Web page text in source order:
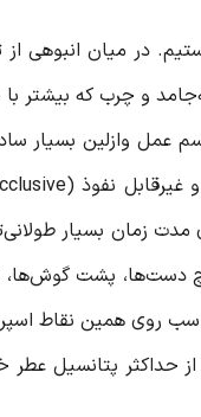
در میان انبوهی از
و چرب که بیشتر
عمل وازلین بسیار
زمان بسیار
مچ دست‌ها، پشت
روی همین نقاط
پتانسیل عطر